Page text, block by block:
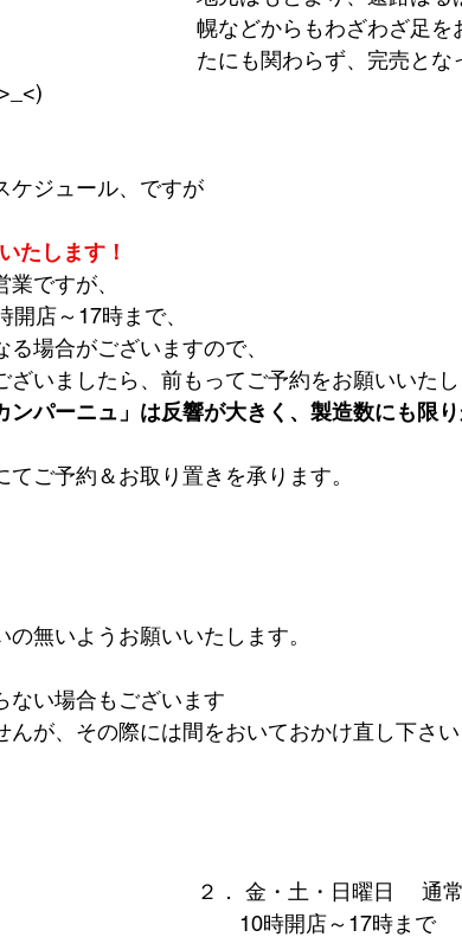
幌などからもわざわざ足を
たにも関わらず、完売とな
ケジュール、ですが
たします！
ですが、
店～17時まで、
場合がございますので、
いましたら、前もってご予約をお願いいた
パーニュ」は反響が大きく、製造数にも限
ご予約＆お取り置きを承ります。
無いようお願いいたします。
い場合もございます
、その際には間をおいておかけ直し下さい
２． 金・土・日曜日　
10時開店～17時まで